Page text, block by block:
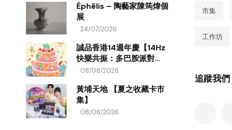
Éphēlis – 陶藝家陳筠煒個
展
24/07/2026
誠品香港14週年慶【14Hz
快樂共振：多巴胺派對
ON!】
08/08/2026
黃埔天地 【夏之收藏卡市
集】
08/08/2026
市集
工作坊
追蹤我們